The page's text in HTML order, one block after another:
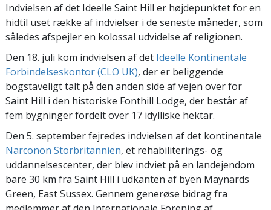
Indvielsen af det Ideelle Saint Hill er højdepunktet for en
hidtil uset række af indvielser i de seneste måneder, som
således afspejler en kolossal udvidelse af religionen.
Den 18. juli kom indvielsen af det Ideelle Kontinentale
Forbindelseskontor (CLO UK), der er beliggende
bogstaveligt talt på den anden side af vejen over for
Saint Hill i den historiske Fonthill Lodge, der består af
fem bygninger fordelt over 17 idylliske hektar.
Den 5. september fejredes indvielsen af det kontinentale
Narconon Storbritannien, et rehabiliterings- og
uddannelsescenter, der blev indviet på en landejendom
bare 30 km fra Saint Hill i udkanten af byen Maynards
Green, East Sussex. Gennem generøse bidrag fra